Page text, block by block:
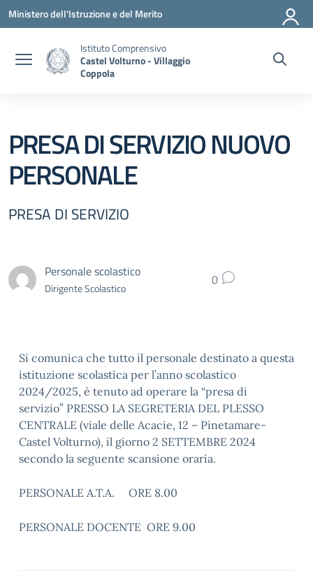
Vai ai contenuti
Vai al menu di navigazione
Vai al footer
Ministero dell'Istruzione e del Merito
Istituto Comprensivo
Castel Volturno - Villaggio
Coppola
PRESA DI SERVIZIO NUOVO
PERSONALE
PRESA DI SERVIZIO
Personale scolastico
Dirigente Scolastico 0
Si comunica che tutto il personale destinato a questa
istituzione scolastica per l’anno scolastico
2024/2025, è tenuto ad operare la “presa di
servizio” PRESSO LA SEGRETERIA DEL PLESSO
CENTRALE (viale delle Acacie, 12 – Pinetamare-
Castel Volturno), il giorno 2 SETTEMBRE 2024
secondo la seguente scansione oraria.
PERSONALE A.T.A. ORE 8.00
PERSONALE DOCENTE ORE 9.00